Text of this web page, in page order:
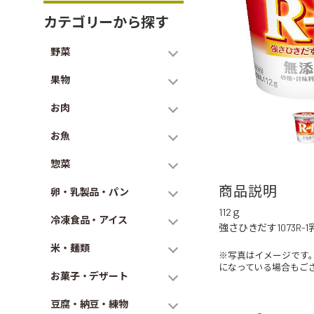
カテゴリーから探す
野菜
果物
お肉
お魚
惣菜
卵・乳製品・パン
冷凍食品・アイス
米・麺類
お菓子・デザート
豆腐・納豆・練物
商品説明
112ｇ
強さひきだす1073R-
※写真はイメージです
になっている場合もご